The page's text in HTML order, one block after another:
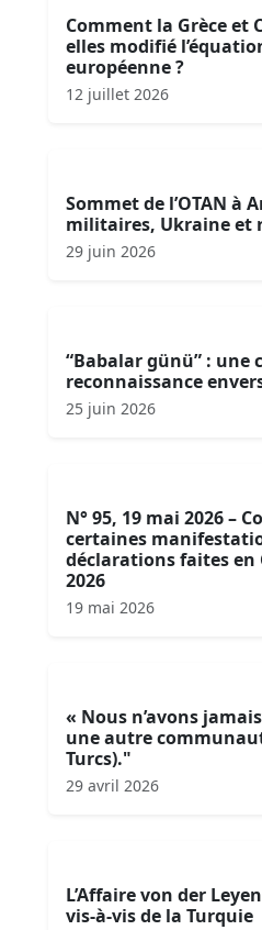
Comment la Grèce et
elles modifié
européenne ?
12 juillet 2026
Sommet de l’OTAN à
militaires, Ukraine et
29 juin 2026
“Babalar günü” : une
reconnaissance
25 juin 2026
N° 95, 19 mai 2026 –
certaines
déclarations faites en
2026
19 mai 2026
« Nous n’avons
une autre
Turcs)."
29 avril 2026
L’Affaire von der
vis-à-vis de la Turquie